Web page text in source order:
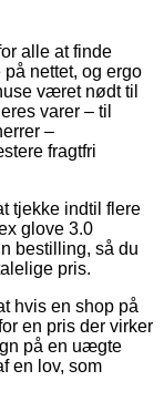
alle at finde
nettet, og ergo
været nødt til
varer – til
–
fragtfri
tjekke indtil flere
glove 3.0
bestilling, så du
pris.
hvis en shop på
en pris der virker
på en uægte
en lov, som